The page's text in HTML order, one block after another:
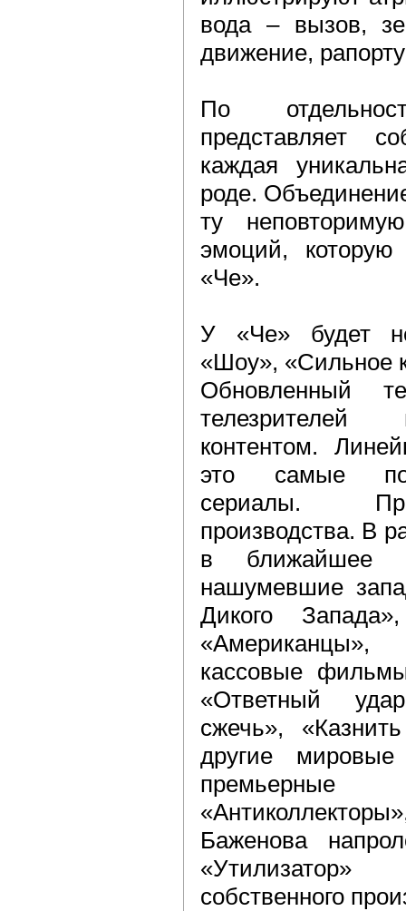
вода – вызов,
движение,
По
представляет
каждая
роде.
ту
эмоций,
«Че».
У «Че» будет
«Шоу», «Сильное
Обновленный
телезрителей
контентом.
это самые
сериалы.
производства. В
в ближайшее
нашумевшие
Дикого
кассовые
«Ответный
сжечь»,
другие
премьерные
Баженова
собственного